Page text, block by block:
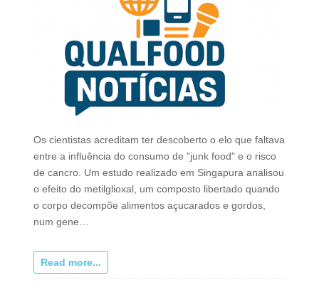
Os cientistas acreditam ter descoberto o elo que faltava
entre a influência do consumo de "junk food" e o risco
de cancro. Um estudo realizado em Singapura analisou
o efeito do metilglioxal, um composto libertado quando
o corpo decompõe alimentos açucarados e gordos,
num gene…
Read more...